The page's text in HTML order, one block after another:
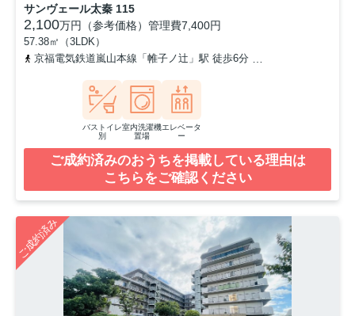
サンヴェール太秦 115
2,100万円（参考価格） 管理費7,400円
57.38㎡（3LDK）
京福電気鉄道嵐山本線「帷子ノ辻」駅 徒歩6分
バストイレ
別
室内洗濯機
置場
エレベータ
ー
ご成約済みのおうちを掲載している理由は
こちらをご確認ください
ご成約済み